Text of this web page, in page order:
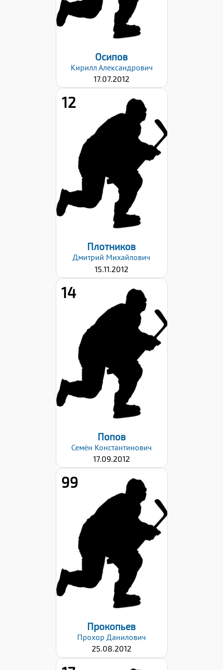
Дата заявки:
06.09.2024
Осипов
Кирилл Александрович
17.07.2012
12
Рост:
Левый
Дата заявки:
06.09.2024
Плотников
Дмитрий Михайлович
15.11.2012
14
Рост:
Левый
Дата заявки:
06.09.2024
Попов
Семён Константинович
17.09.2012
99
Рост:
Левый
Дата заявки:
06.09.2024
Прокопьев
Прохор Данилович
25.08.2012